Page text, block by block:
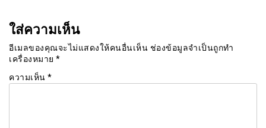
ใส่ความเห็น
อีเมลของคุณจะไม่แสดงให้คนอื่นเห็น ช่องข้อมูลจำเป็นถูกทำ
เครื่องหมาย *
ความเห็น *